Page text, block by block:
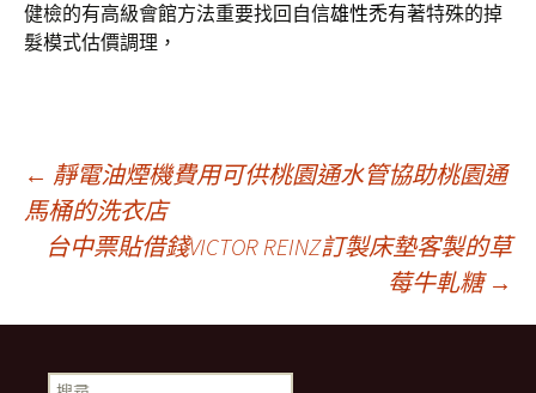
健檢的有高級會館方法重要找回自信雄性禿有著特殊的掉
髮模式估價調理，
文
章
導
← 靜電油煙機費用可供桃園通水管協助桃園通
馬桶的洗衣店
台中票貼借錢VICTOR REINZ訂製床墊客製的草
莓牛軋糖 →
搜